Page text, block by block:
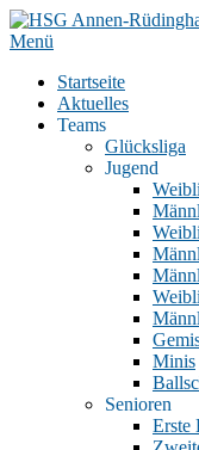
Zum
Inhalt
Menü
Startseite
Aktuelles
Teams
Glücksliga
Jugend
Minis
Senioren
Erste